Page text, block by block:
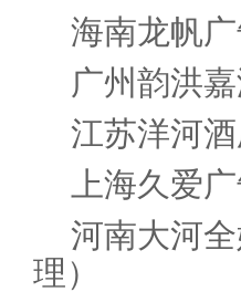
海南龙帆
广州韵洪
江苏洋河
上海久爱
河南大河
理）